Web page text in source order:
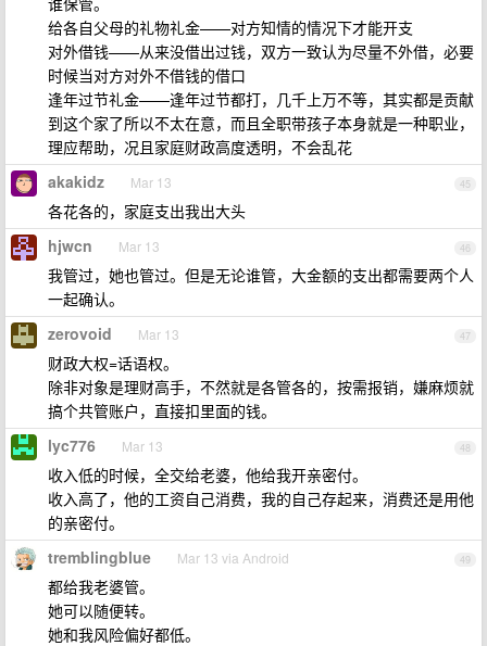
给各自父母的礼物礼金——对方知情的情况下才能开支
对外借钱——从来没借出过钱，双方一致认为尽量不外借，必要
时候当对方对外不借钱的借口
逢年过节礼金——逢年过节都打，几千上万不等，其实都是贡献
到这个家了所以不太在意，而且全职带孩子本身就是一种职业，
理应帮助，况且家庭财政高度透明，不会乱花
45
akakidz Mar 13
各花各的，家庭支出我出大头
46
hjwcn Mar 13
我管过，她也管过。但是无论谁管，大金额的支出都需要两个人
一起确认。
47
zerovoid Mar 13
财政大权=话语权。
除非对象是理财高手，不然就是各管各的，按需报销，嫌麻烦就
搞个共管账户，直接扣里面的钱。
48
lyc776 Mar 13
收入低的时候，全交给老婆，他给我开亲密付。
收入高了，他的工资自己消费，我的自己存起来，消费还是用他
的亲密付。
49
tremblingblue Mar 13 via Android
都给我老婆管。
她可以随便转。
她和我风险偏好都低。